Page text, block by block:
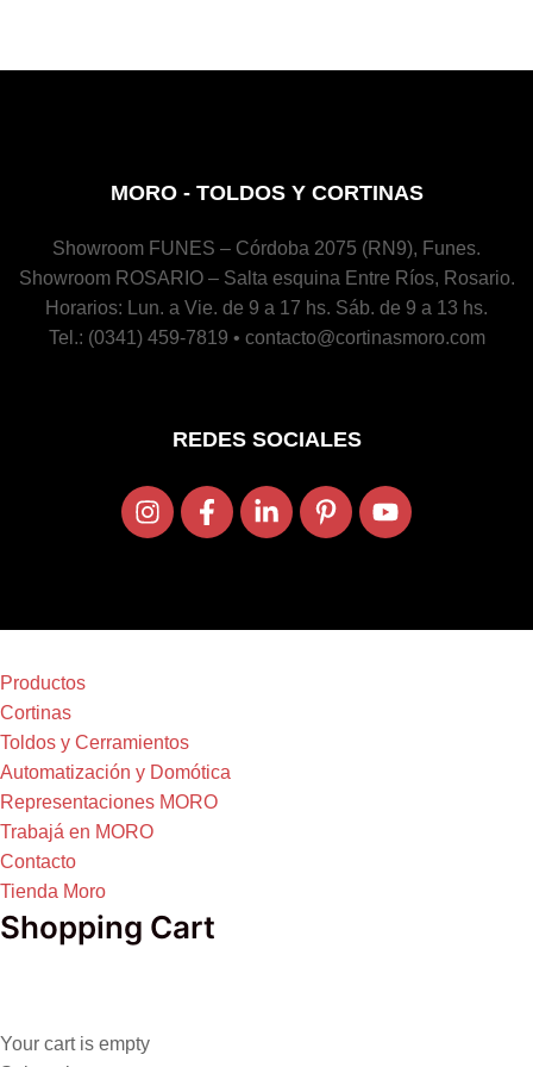
MORO - TOLDOS Y CORTINAS
Showroom FUNES – Córdoba 2075 (RN9), Funes.
Showroom ROSARIO – Salta esquina Entre Ríos, Rosario.
Horarios: Lun. a Vie. de 9 a 17 hs. Sáb. de 9 a 13 hs.
Tel.: (0341) 459-7819 • contacto@cortinasmoro.com
REDES SOCIALES
Productos
Cortinas
Toldos y Cerramientos
Automatización y Domótica
Representaciones MORO
Trabajá en MORO
Contacto
Tienda Moro
Shopping Cart
Your cart is empty